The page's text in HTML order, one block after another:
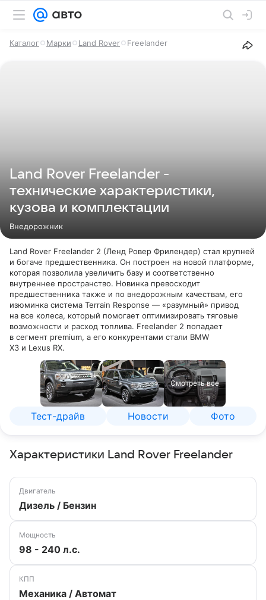
Каталог Марки Land Rover Freelander
Land Rover Freelander -
технические характеристики,
кузова и комплектации
Внедорожник
Land Rover Freelander 2 (Ленд Ровер Фрилендер) стал крупней
и богаче предшественника. Он построен на новой платформе,
которая позволила увеличить базу и соответственно
внутреннее пространство. Новинка превосходит
предшественника также и по внедорожным качествам, его
изюминка система Terrain Response — «разумный» привод
на все колеса, который помогает оптимизировать тяговые
возможности и расход топлива. Freelander 2 попадает
в сегмент premium, а его конкурентами стали BMW
X3 и Lexus RX.
Смотреть все
Тест-драйв Новости Фото
Характеристики Land Rover Freelander
Двигатель
Дизель / Бензин
Мощность
98 - 240 л.с.
КПП
Механика / Автомат